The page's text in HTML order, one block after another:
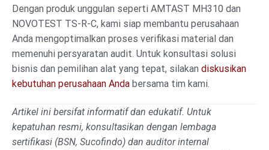
Dengan produk unggulan seperti AMTAST MH310 dan
NOVOTEST TS-R-C, kami siap membantu perusahaan
Anda mengoptimalkan proses verifikasi material dan
memenuhi persyaratan audit. Untuk konsultasi solusi
bisnis dan pemilihan alat yang tepat, silakan diskusikan
kebutuhan perusahaan Anda bersama tim kami.
Artikel ini bersifat informatif dan edukatif. Untuk
kepatuhan resmi, konsultasikan dengan lembaga
sertifikasi (BSN, Sucofindo) dan auditor internal